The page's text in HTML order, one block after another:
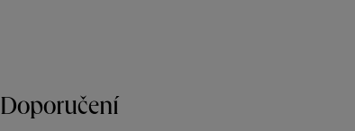
Doporučení